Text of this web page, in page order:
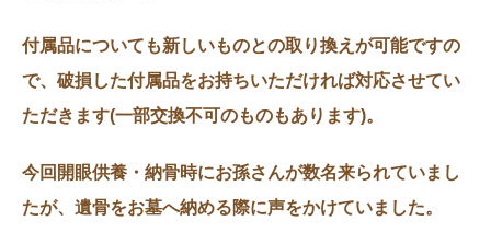
付属品についても新しいものとの取り換えが可能ですの
で、破損した付属品をお持ちいただければ対応させてい
ただきます(一部交換不可のものもあります)。
今回開眼供養・納骨時にお孫さんが数名来られていまし
たが、遺骨をお墓へ納める際に声をかけていました。